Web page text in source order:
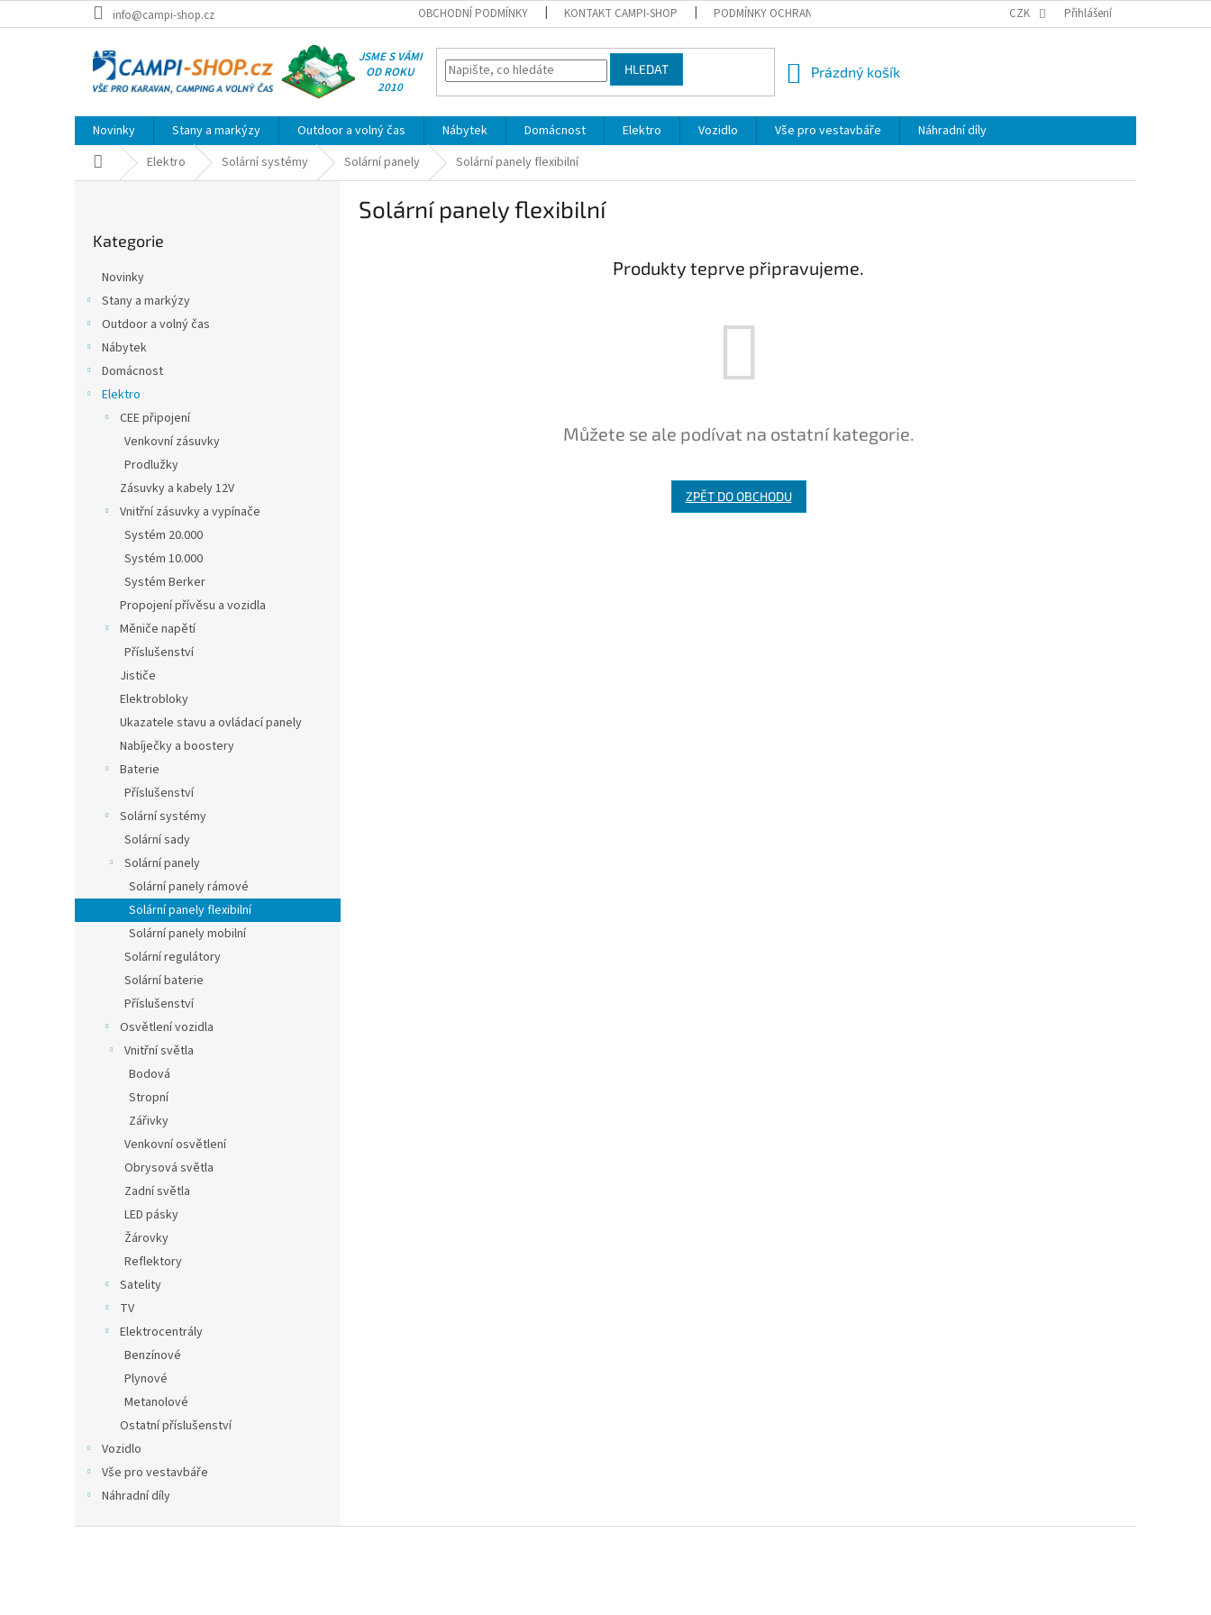
na
info@campi-shop.cz OBCHODNÍ PODMÍNKY KONTAKT CAMPI-SHOP PODMÍNKY OCHRANY OSOBNÍCH ÚDAJŮ REKLAMACE
CZK Přihlášení
JSME S VÁMI
OD ROKU
2010
HLEDAT
NÁKUPNÍ
Prázdný košík
Novinky Stany a markýzy Outdoor a volný čas Nábytek Domácnost Elektro Vozidlo Vše pro vestavbáře
Náhradní díly
Domů Elektro Solární systémy Solární panely Solární panely flexibilní
kategorie
Kategorie
Novinky
Stany a markýzy
Outdoor a volný čas
Nábytek
Domácnost
Elektro
CEE připojení
Venkovní zásuvky
Prodlužky
Zásuvky a kabely 12V
Vnitřní zásuvky a vypínače
Systém 20.000
Systém 10.000
Systém Berker
Propojení přívěsu a vozidla
Měniče napětí
Příslušenství
Jističe
Elektrobloky
Ukazatele stavu a ovládací panely
Nabíječky a boostery
Baterie
Příslušenství
Solární systémy
Solární sady
Solární panely
Solární panely rámové
Solární panely flexibilní
Solární panely mobilní
Solární regulátory
Solární baterie
Příslušenství
Osvětlení vozidla
Vnitřní světla
Bodová
Stropní
Zářivky
Venkovní osvětlení
Obrysová světla
Zadní světla
LED pásky
Žárovky
Reflektory
Satelity
TV
Elektrocentrály
Benzínové
Plynové
Metanolové
Ostatní příslušenství
Vozidlo
Vše pro vestavbáře
Náhradní díly
Solární panely flexibilní
Produkty teprve připravujeme.
Můžete se ale podívat na ostatní kategorie.
ZPĚT DO OBCHODU